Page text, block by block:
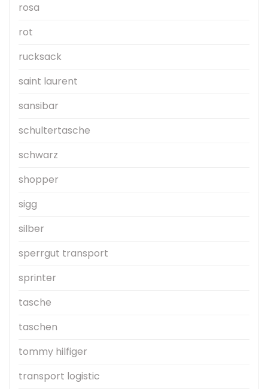
rosa
rot
rucksack
saint laurent
sansibar
schultertasche
schwarz
shopper
sigg
silber
sperrgut transport
sprinter
tasche
taschen
tommy hilfiger
transport logistic